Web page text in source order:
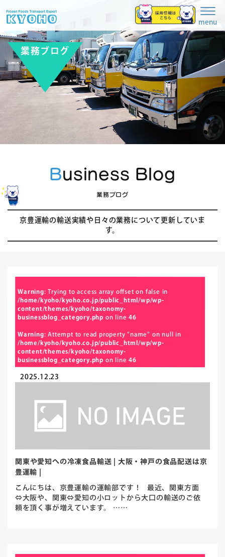
menu
業務ブログ
Business Blog
業務ブログ
京豊運輸の輸送実績や日々の業務について更新していま
す。
Warning: Trying to access array offset on false in
/home/kyoho/kyoho.co.jp/public_html/wp/wp-
content/themes/kyoho/taxonomy-
businessblog_category.php on line46
Warning: Attempt to read property "name" on null in
/home/kyoho/kyoho.co.jp/public_html/wp/wp-
content/themes/kyoho/taxonomy-
businessblog_category.php on line46
2025.12.23
関東や愛知への冷凍食品輸送 | 大阪・神戸の食品配送は京
豊運輸 |
こんにちは、京豊運輸の運輸部です！ 最近、関東方面
⇔大阪や、関東⇔愛知の小ロットから大口の輸送のご依
頼を頂く事が増えています。 ……